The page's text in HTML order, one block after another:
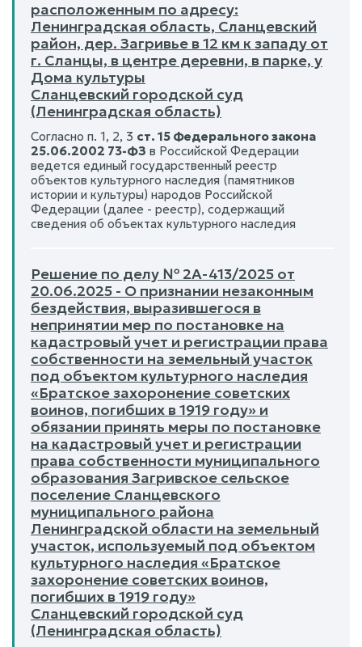
расположенным по адресу:
Ленинградская область, Сланцевский
район, дер. Загривье в 12 км к западу от
г. Сланцы, в центре деревни, в парке, у
Дома культуры
Сланцевский городской суд
(Ленинградская область)
Согласно п. 1, 2, 3 ст. 15 Федерального закона
25.06.2002 73-ФЗ в Российской Федерации
ведется единый государственный реестр
объектов культурного наследия (памятников
истории и культуры) народов Российской
Федерации (далее - реестр), содержащий
сведения об объектах культурного наследия
Решение по делу № 2А-413/2025 от
20.06.2025 - О признании незаконным
бездействия, выразившегося в
непринятии мер по постановке на
кадастровый учет и регистрации права
собственности на земельный участок
под объектом культурного наследия
«Братское захоронение советских
воинов, погибших в 1919 году» и
обязании принять меры по постановке
на кадастровый учет и регистрации
права собственности муниципального
образования Загривское сельское
поселение Сланцевского
муниципального района
Ленинградской области на земельный
участок, используемый под объектом
культурного наследия «Братское
захоронение советских воинов,
погибших в 1919 году»
Сланцевский городской суд
(Ленинградская область)